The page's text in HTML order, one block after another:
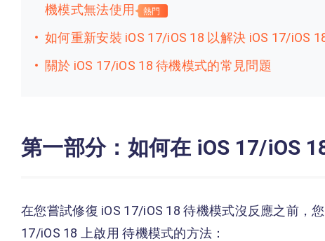
機模式無法使用
熱門
如何重新安裝 iOS 17/iOS 18 以解決 iOS 17/iOS
關於 iOS 17/iOS 18 待機模式的常見問題
第一部分：如何在 iOS 17/iOS
在您嘗試修復 iOS 17/iOS 18 待機模式沒反應之前，
17/iOS 18 上啟用 待機模式的方法：